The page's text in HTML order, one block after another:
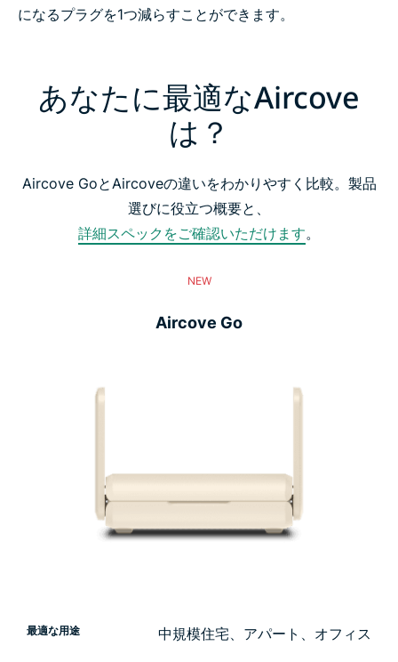
になるプラグを1つ減らすことができます。
あなたに最適なAircove
は？
Aircove GoとAircoveの違いをわかりやすく比較。製品
選びに役立つ概要と、
詳細スペックをご確認いただけます。
NEW
Aircove Go
最適な用途 中規模住宅、アパート、オフィス